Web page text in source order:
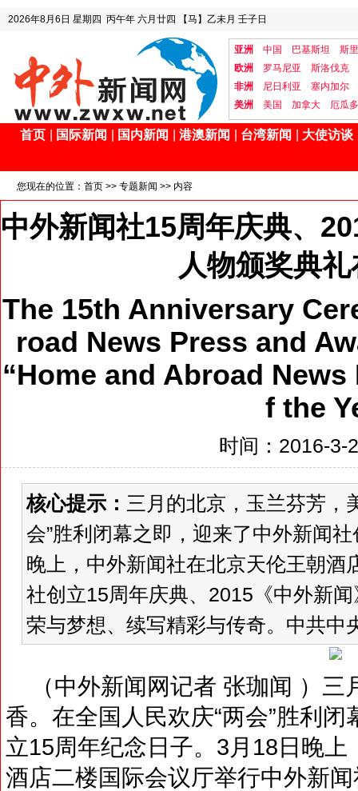
2026年8月6日 星期四 丙午年 六月廿四 【马】乙未月 壬子日
亚洲 中国 巴基斯坦
斯
欧洲
罗马尼亚
斯洛伐克
非洲
尼日利亚
塞内加尔
美洲
美国 加拿大 厄瓜
首页 国际新闻 国内新闻 港澳新闻 台湾新闻 大使访谈
您现在的位置： 首页 >> 专题新闻 >> 内容
中外新闻社15周年庆典、
人物颁奖典
The 15th Anniversary
road News Press and
“Home and Abroad
f the
时间：2016-3-
核心提示： 三月的北京，玉兰芬芳，
会”胜利闭幕之即，迎来了中外新闻
晚上，中外新闻社在北京天伦王朝酒
社创立15周年庆典、2015《中外新
荣与梦想、续写精彩与传奇。中共中
（中外新闻网记者 张珈闻 ）三
香。在全国人民欢庆“两会”胜利
立15周年纪念日子。3月18日晚
酒店二楼国际会议厅举行中外新